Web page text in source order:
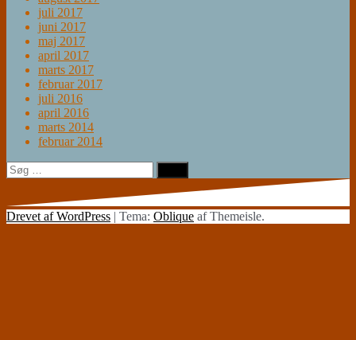
juli 2017
juni 2017
maj 2017
april 2017
marts 2017
februar 2017
juli 2016
april 2016
marts 2014
februar 2014
Søg
efter:
Drevet af WordPress | Tema: Oblique af Themeisle.